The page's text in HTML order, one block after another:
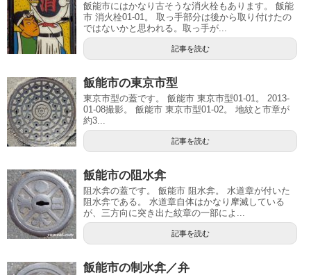
飯能市にはかなり古そうな消火栓もあります。 飯能
市 消火栓01-01。 取っ手部分は後から取り付けたの
ではないかと思われる。取っ手が...
記事を読む
飯能市の東京市型
東京市型の蓋です。 飯能市 東京市型01-01。 2013-
01-08撮影。 飯能市 東京市型01-02。 地紋と市章が
約3...
記事を読む
飯能市の阻水弇
阻水弇の蓋です。 飯能市 阻水弇。 水道章が付いた
阻水弇である。 水道章自体はかなり摩滅している
が、三方向に突き出た紋章の一部によ...
記事を読む
飯能市の制水弇／弁